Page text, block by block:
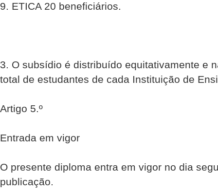
9. ETICA 20 beneficiários.
3. O subsídio é distribuído equitativamente e
total de estudantes de cada Instituição de
Artigo 5.º
Entrada em vigor
O presente diploma entra em vigor no dia
publicação.